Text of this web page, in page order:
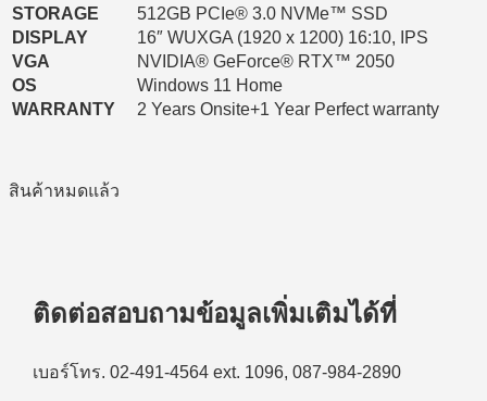
STORAGE
512GB PCIe® 3.0 NVMe™ SSD
DISPLAY
16″ WUXGA (1920 x 1200) 16:10, IPS
VGA
NVIDIA® GeForce® RTX™ 2050
OS
Windows 11 Home
WARRANTY
2 Years Onsite+1 Year Perfect warranty
สินค้าหมดแล้ว
ติดต่อสอบถามข้อมูลเพิ่มเติมได้ที่
เบอร์โทร. 02-491-4564 ext. 1096, 087-984-2890